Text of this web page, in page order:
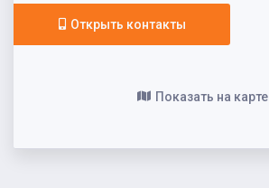
Открыть контакты
Показать на карте